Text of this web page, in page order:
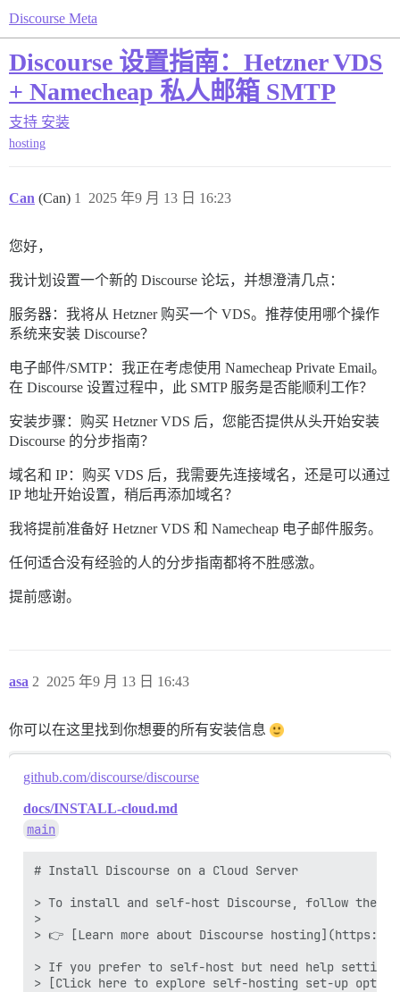
Discourse Meta
Discourse 设置指南：Hetzner VDS
+ Namecheap 私人邮箱 SMTP
支持 安装
hosting
Can (Can) 2025 年9 月 13 日 16:23
1
您好，
我计划设置一个新的 Discourse 论坛，并想澄清几点：
服务器：我将从 Hetzner 购买一个 VDS。推荐使用哪个操作
系统来安装 Discourse？
电子邮件/SMTP：我正在考虑使用 Namecheap Private Email。
在 Discourse 设置过程中，此 SMTP 服务是否能顺利工作？
安装步骤：购买 Hetzner VDS 后，您能否提供从头开始安装
Discourse 的分步指南？
域名和 IP：购买 VDS 后，我需要先连接域名，还是可以通过
IP 地址开始设置，稍后再添加域名？
我将提前准备好 Hetzner VDS 和 Namecheap 电子邮件服务。
任何适合没有经验的人的分步指南都将不胜感激。
提前感谢。
asa 2025 年9 月 13 日 16:43
2
你可以在这里找到你想要的所有安装信息
github.com/discourse/discourse
docs/INSTALL-cloud.md
main
# Install Discourse on a Cloud Server
> To install and self-host Discourse, follow the
>
> 👉 [Learn more about Discourse
> If you prefer to self-host but need help setting
> [Click here to explore self-hosting set-up